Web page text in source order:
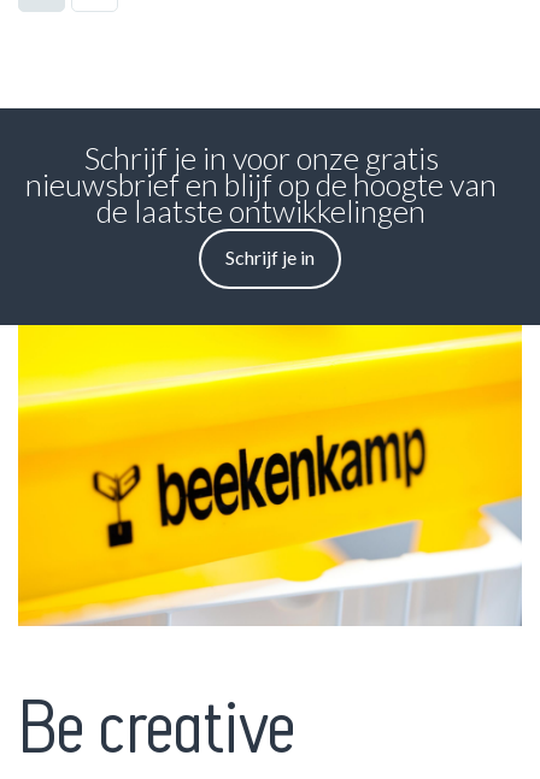
Schrijf je in voor onze gratis
nieuwsbrief en blijf op de hoogte van
de laatste ontwikkelingen
Schrijf je in
Be creative